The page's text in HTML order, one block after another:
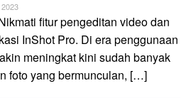
fitur pengeditan video dan
InShot Pro. Di era penggunaan
meningkat kini sudah banyak
foto yang bermunculan, […]